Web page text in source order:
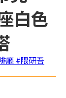
白色
廳 #隈研吾